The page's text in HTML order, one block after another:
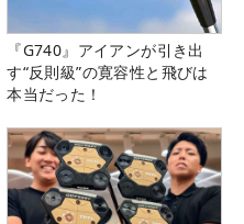
『G740』アイアンが引き出
す“反則級”の寛容性と飛びは
本当だった！